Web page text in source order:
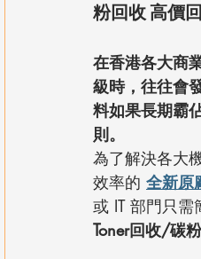
粉回收 高價
在香港各大商
級時，往往會
料如果長期霸
則。
為了解決各大
效率的 全新原
或 IT 部門只
Toner回收/碳